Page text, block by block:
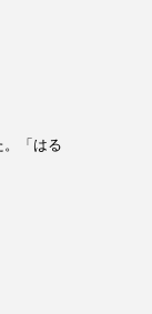
「はる